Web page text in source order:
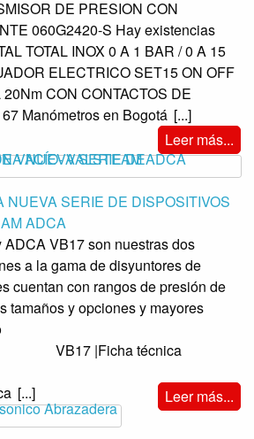
DE PRESION CON
060G2420-S Hay existencias
TOTAL INOX 0 A 1 BAR / 0 A 15
ELECTRICO SET15 ON OFF
CON CONTACTOS DE
Manómetros en Bogotá [...]
Leer más...
NUEVA SERIE DE DISPOSITIVOS
ADCA
VB17 son nuestras dos
a la gama de disyuntores de
cuentan con rangos de presión de
tamaños y opciones y mayores
de flujo
técnica
[...] Leer más...